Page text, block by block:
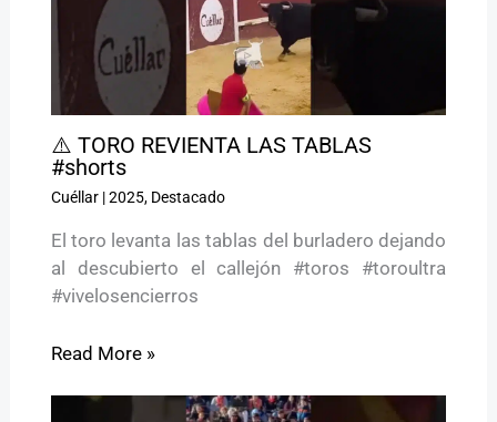
⚠️ TORO REVIENTA LAS TABLAS
#shorts
Cuéllar|2025, Destacado
El toro levanta las tablas del burladero dejando
al descubierto el callejón #toros #toroultra
#vivelosencierros
Read More »